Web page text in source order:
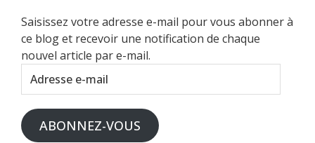
Saisissez votre adresse e-mail pour vous abonner à
ce blog et recevoir une notification de chaque
nouvel article par e-mail.
Adresse
e-
mail
ABONNEZ-VOUS